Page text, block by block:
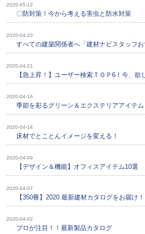
2020-05-12
〇防対策！今から考える害虫と防水対策
2020-04-23
すべての建築関係者へ「建材ナビスタッフお
2020-04-21
【急上昇！】ユーザー検索ＴＯＰ6！今、欲
2020-04-16
季節を彩るグリーン＆エクステリアアイテム
2020-04-14
床材でとことんイメージを変える！
2020-04-09
【デザイン＆機能】オフィスアイテム10選
2020-04-07
【350冊】2020 最新建材カタログをお届け！
2020-04-02
プロが注目！！最新製品カタログ